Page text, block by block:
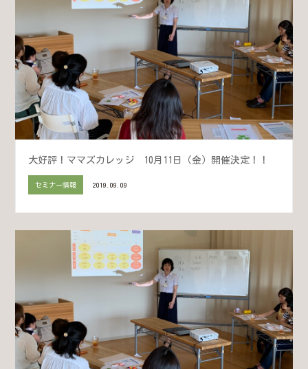
大好評！ママズカレッジ 10月11日（金）開催決定！！
セミナー情報 2019.09.09